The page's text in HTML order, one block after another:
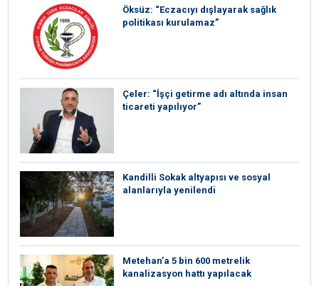
Öksüz: “Eczacıyı dışlayarak sağlık
politikası kurulamaz”
Çeler: “İşçi getirme adı altında insan
ticareti yapılıyor”
Kandilli Sokak altyapısı ve sosyal
alanlarıyla yenilendi
Metehan’a 5 bin 600 metrelik
kanalizasyon hattı yapılacak